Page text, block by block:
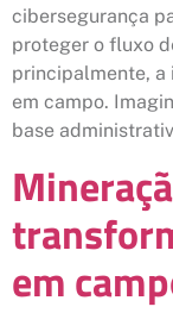
cibersegurança
proteger o fluxo
principalmente, a
em campo.
base
em